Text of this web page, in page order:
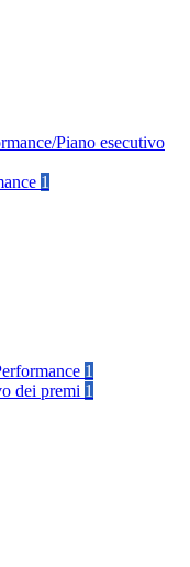
Piano esecutivo
1
1
dei premi 1